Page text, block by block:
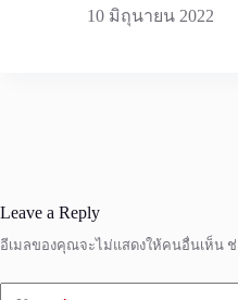
10 มิถุนายน 2022
Leave a Reply
อีเมลของคุณจะไม่แสดงให้คนอื่นเห็น